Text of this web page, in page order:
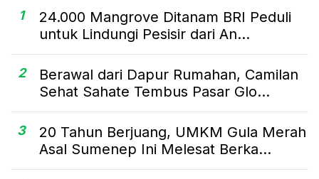
1
24.000 Mangrove Ditanam BRI Peduli
untuk Lindungi Pesisir dari An...
2
Berawal dari Dapur Rumahan, Camilan
Sehat Sahate Tembus Pasar Glo...
3
20 Tahun Berjuang, UMKM Gula Merah
Asal Sumenep Ini Melesat Berka...